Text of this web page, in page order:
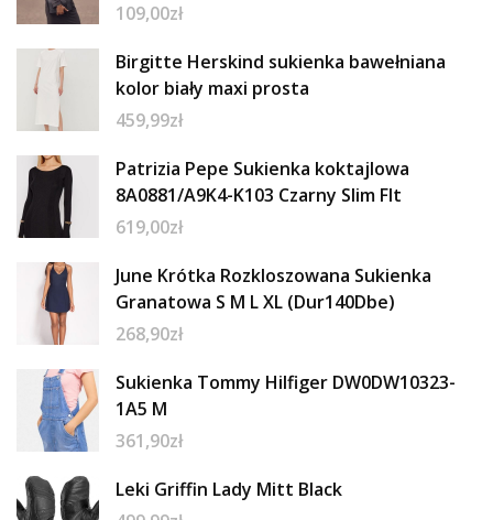
109,00zł
Birgitte Herskind sukienka bawełniana
kolor biały maxi prosta
459,99zł
Patrizia Pepe Sukienka koktajlowa
8A0881/A9K4-K103 Czarny Slim FIt
619,00zł
June Krótka Rozkloszowana Sukienka
Granatowa S M L XL (Dur140Dbe)
268,90zł
Sukienka Tommy Hilfiger DW0DW10323-
1A5 M
361,90zł
Leki Griffin Lady Mitt Black